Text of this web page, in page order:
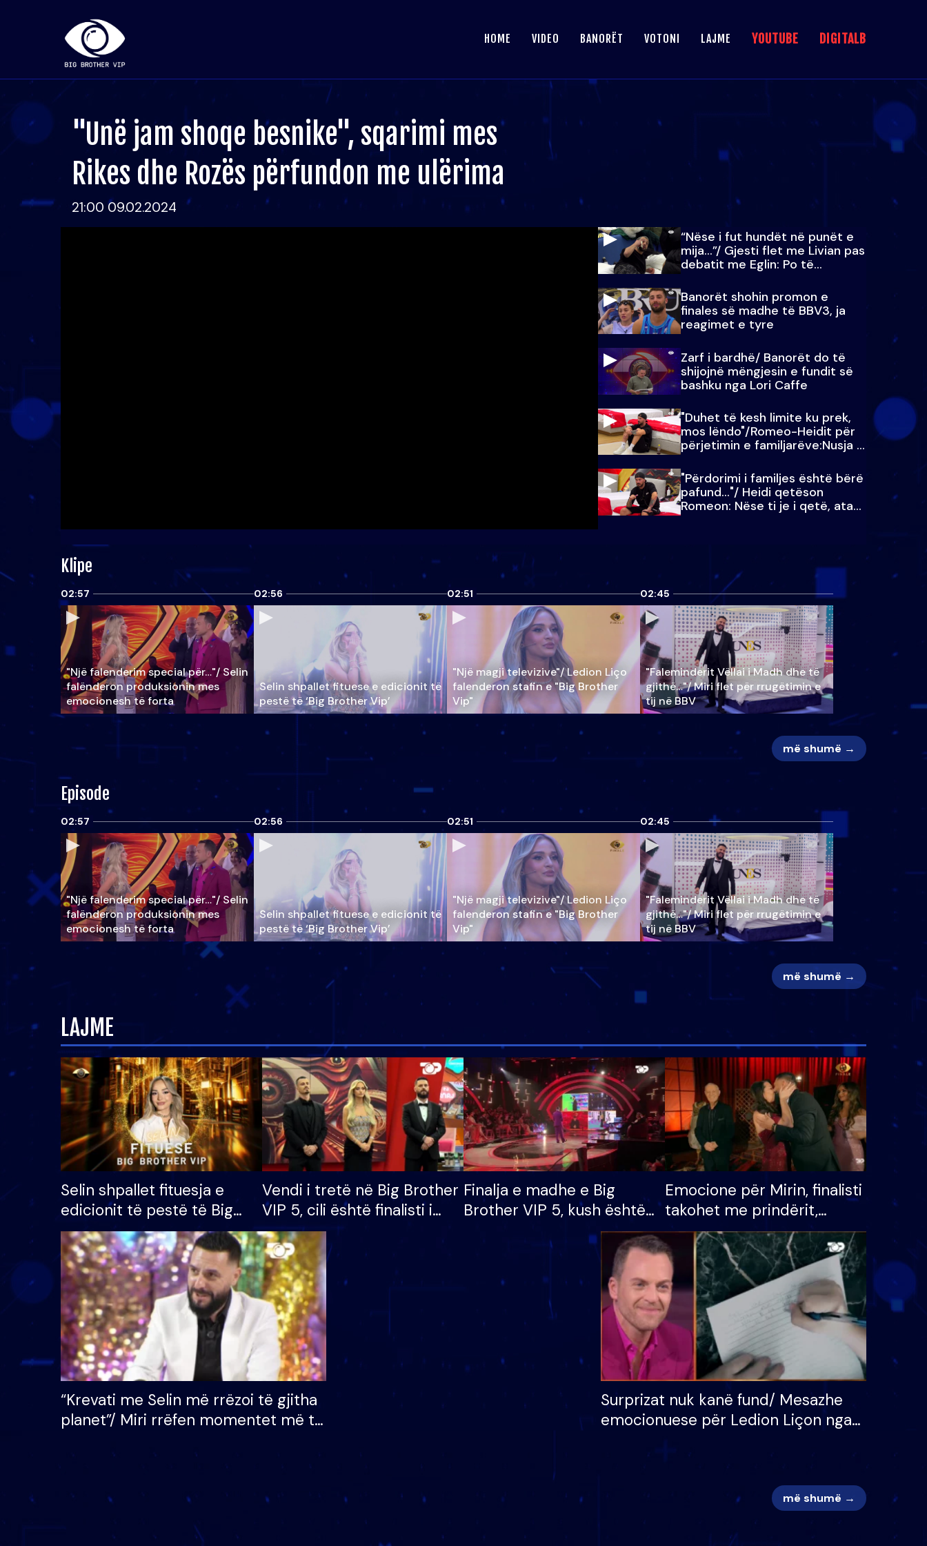
HOME VIDEO BANORËT VOTONI LAJME YOUTUBE DIGITALB
"Unë jam shoqe besnike", sqarimi mes
Rikes dhe Rozës përfundon me ulërima
21:00 09.02.2024
“Nëse i fut hundët në punët e
mija…”/ Gjesti flet me Livian pas
debatit me Eglin: Po të
paralajmëroj
Banorët shohin promon e
finales së madhe të BBV3, ja
reagimet e tyre
Zarf i bardhë/ Banorët do të
shijojnë mëngjesin e fundit së
bashku nga Lori Caffe
"Duhet të kesh limite ku prek,
mos lëndo"/Romeo-Heidit për
përjetimin e familjarëve:Nusja e
Julit…
"Përdorimi i familjes është bërë
pafund…"/ Heidi qetëson
Romeon: Nëse ti je i qetë, ata
qetësohen
Klipe
02:57
"Një falenderim special për…"/ Selin
falënderon produksionin mes
emocionesh të forta
02:56
Selin shpallet fituese e edicionit të
pestë të ‘Big Brother Vip’
02:51
"Një magji televizive"/ Ledion Liço
falenderon stafin e "Big Brother
Vip"
02:45
"Faleminderit Vëllai i Madh dhe të
gjithë…"/ Miri flet për rrugëtimin e
tij në BBV
më shumë →
Episode
02:57
"Një falenderim special për…"/ Selin
falënderon produksionin mes
emocionesh të forta
02:56
Selin shpallet fituese e edicionit të
pestë të ‘Big Brother Vip’
02:51
"Një magji televizive"/ Ledion Liço
falenderon stafin e "Big Brother
Vip"
02:45
"Faleminderit Vëllai i Madh dhe të
gjithë…"/ Miri flet për rrugëtimin e
tij në BBV
më shumë →
LAJME
Selin shpallet fituesja e
edicionit të pestë të Big
Brother VIP, rrëmben
çmimin e madh prej 100
mijë eurosh
Vendi i tretë në Big Brother
VIP 5, cili është finalisti i
radhës që lë shtëpinë
Finalja e madhe e Big
Brother VIP 5, kush është
banori i parë që lë shtëpinë
dhe humb mundësinë për
të fituar çmimin e madh
Emocione për Mirin, finalisti
takohet me prindërit,
vajzën dhe bashkëshorten:
S’kemi ndonjë letër divorci
apo jo?
“Krevati me Selin më rrëzoi të gjitha
planet”/ Miri rrëfen momentet më të
mungojë zilja e mëngjesit kur…
Surprizat nuk kanë fund/ Mesazhe
emocionuese për Ledion Liçon nga
më shumë →